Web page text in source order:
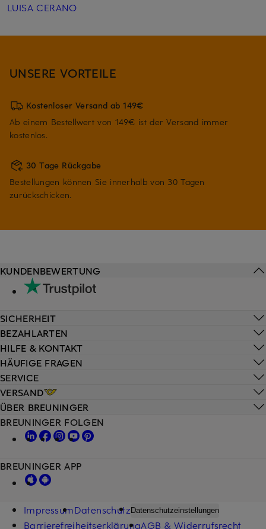
LUISA CERANO
UNSERE VORTEILE
Kostenloser Versand ab 149€
Ab einem Bestellwert von 149€ ist der Versand immer
kostenlos.
30 Tage Rückgabe
Bestellungen können Sie innerhalb von 30 Tagen
zurückschicken.
HILFE & KONTAKT
HÄUFIGE FRAGEN
SERVICE
VERSAND
KUNDENBEWERTUNG
SICHERHEIT
BEZAHLARTEN
ÜBER BREUNINGER
BREUNINGER FOLGEN
BREUNINGER APP
ImpressumDatenschutz Datenschutzeinstellungen
BarrierefreiheitserklärungAGB & Widerrufsrecht